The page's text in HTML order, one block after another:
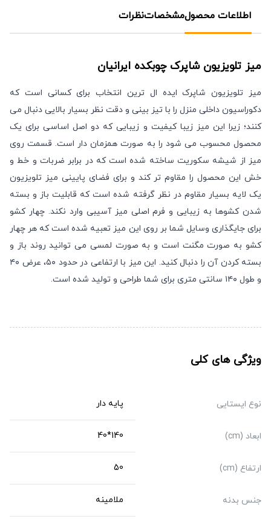
اطلاعات محصولمشخصاتنظرات
میز تلویزیون شاپرک چوبکده ایرانیان
میز تلویزیون شاپرک ایده ال ترین انتخاب برای کسانی است که
دکوراسیون داخلی منزل را با تیز بینی و دقت نظر بسیار بالایی دنبال می
کنند؛ زیرا این میز زیبا کیفیت و زیبایی که دو اصل اساسی برای یک
محصول محسوب می شود را به صورت همزمان دار است. قسمت روی
میز از شیشه سکوریت ساخته شده است که در برابر ضربات و خط و
خش این محصول را مقاوم تر کند و برای فضای پایینی میز تلویزیون
یک لایه بسیار مقاوم در نظر گرفته شده است که قابلیت باز و بسته
شدن کشوها به زیبایی و فرم اصلی میز آسیبی وارد نکند. چهار کشو
برای جایگذاری وسایل شما بر روی این میز تعبیه شده است که هر چهار
کشو به صورت مگنت است و به صورت لمسی می توانید روند باز و
بسته کردن آن را دنبال کنید. این میز با ارتفاعی در حدود ۵۰، عرض ۴۰
و طول ۱۴۰ سانتی متری برای شما طراحی و تولید شده است.
ویژگی های کلی
نوع ایستایی پایه دار
ابعاد (cm) 140*40
ارتفاع (cm) 50
جنس بدنه ملامینه